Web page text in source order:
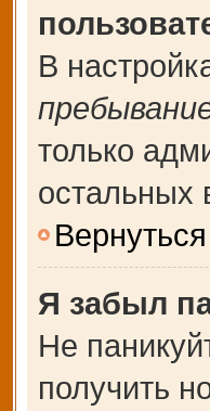
В
только
остальных
Я забыл
Не
получить